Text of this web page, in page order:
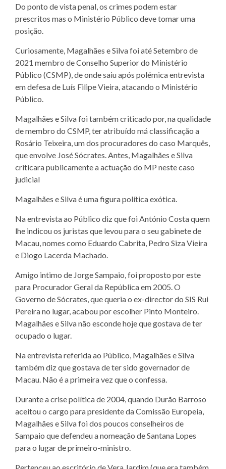
Do ponto de vista penal, os crimes podem estar
prescritos mas o Ministério Público deve tomar uma
posição.
Curiosamente, Magalhães e Silva foi até Setembro de
2021 membro de Conselho Superior do Ministério
Público (CSMP), de onde saiu após polémica entrevista
em defesa de Luís Filipe Vieira, atacando o Ministério
Público.
Magalhães e Silva foi também criticado por, na qualidade
de membro do CSMP, ter atribuído má classificação a
Rosário Teixeira, um dos procuradores do caso Marquês,
que envolve José Sócrates. Antes, Magalhães e Silva
criticara publicamente a actuação do MP neste caso
judicial
Magalhães e Silva é uma figura política exótica.
Na entrevista ao Público diz que foi António Costa quem
lhe indicou os juristas que levou para o seu gabinete de
Macau, nomes como Eduardo Cabrita, Pedro Siza Vieira
e Diogo Lacerda Machado.
Amigo intimo de Jorge Sampaio, foi proposto por este
para Procurador Geral da República em 2005. O
Governo de Sócrates, que queria o ex-director do SIS Rui
Pereira no lugar, acabou por escolher Pinto Monteiro.
Magalhães e Silva não esconde hoje que gostava de ter
ocupado o lugar.
Na entrevista referida ao Público, Magalhães e Silva
também diz que gostava de ter sido governador de
Macau. Não é a primeira vez que o confessa.
Durante a crise política de 2004, quando Durão Barroso
aceitou o cargo para presidente da Comissão Europeia,
Magalhães e Silva foi dos poucos conselheiros de
Sampaio que defendeu a nomeação de Santana Lopes
para o lugar de primeiro-ministro.